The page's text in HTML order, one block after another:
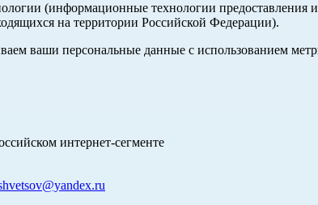
(информационные технологии предоставления
на территории Российской Федерации).
ваши персональные данные с использованием
интернет-сегменте